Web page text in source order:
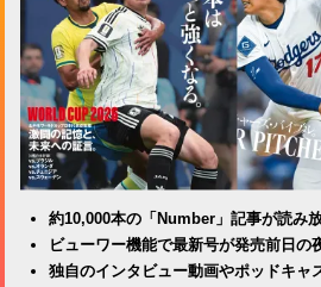
約10,000本の「Number」記事が読み
ビューワー機能で最新号が発売前日の
独自のインタビュー動画やポッドキャ